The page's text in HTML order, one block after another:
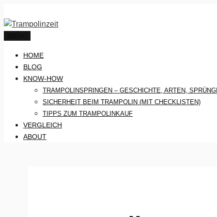
Inhalt
springen
HOME
BLOG
KNOW-HOW
TRAMPOLINSPRINGEN – GESCHICHTE, ARTEN,
SICHERHEIT BEIM TRAMPOLIN (MIT CHECKLISTEN)
TIPPS ZUM TRAMPOLINKAUF
VERGLEICH
ABOUT